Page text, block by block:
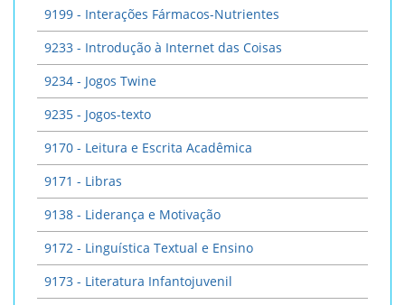
9199 - Interações Fármacos-Nutrientes
9233 - Introdução à Internet das Coisas
9234 - Jogos Twine
9235 - Jogos-texto
9170 - Leitura e Escrita Acadêmica
9171 - Libras
9138 - Liderança e Motivação
9172 - Linguística Textual e Ensino
9173 - Literatura Infantojuvenil